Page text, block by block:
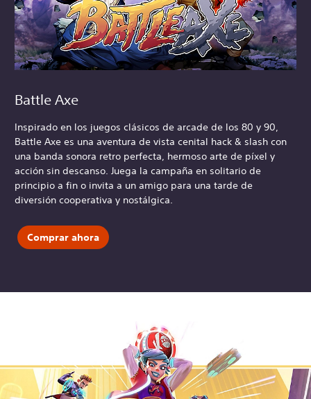
Battle Axe
Inspirado en los juegos clásicos de arcade de los 80 y 90,
Battle Axe es una aventura de vista cenital hack & slash con
una banda sonora retro perfecta, hermoso arte de píxel y
acción sin descanso. Juega la campaña en solitario de
principio a fin o invita a un amigo para una tarde de
diversión cooperativa y nostálgica.
Comprar ahora